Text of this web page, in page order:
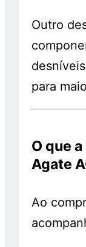
Outro
para
O que
Agate
Ao